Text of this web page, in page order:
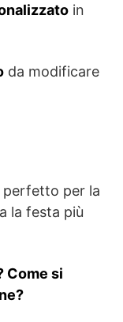
in
da modificare
perfetto per la
la festa più
Come si